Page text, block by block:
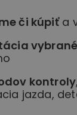
či kúpiťa
kontroly
jazda,